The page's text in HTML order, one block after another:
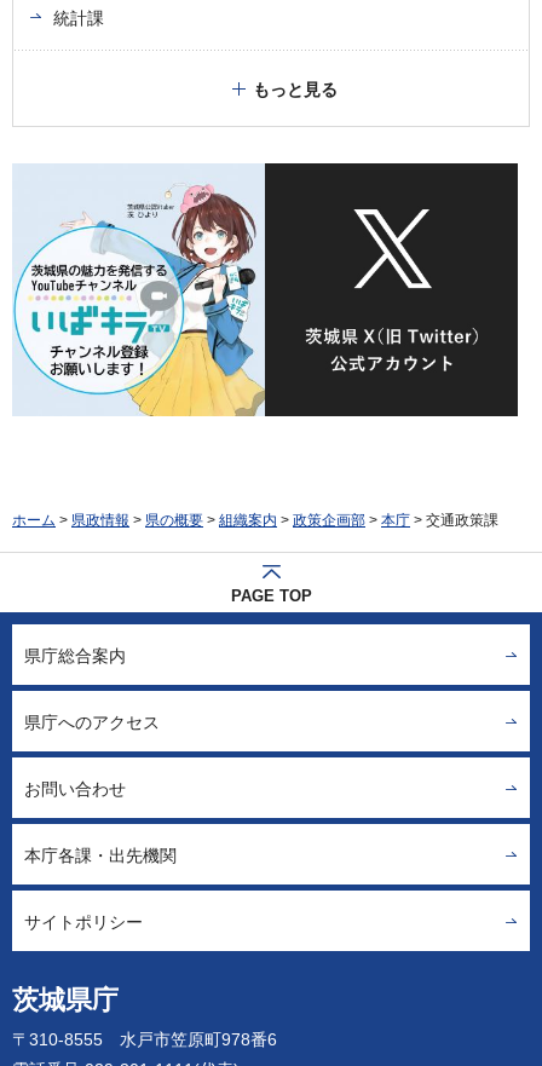
統計課
もっと見る
ホーム > 県政情報 > 県の概要 > 組織案内 > 政策企画部 > 本庁 > 交通政策課
PAGE TOP
茨城県庁
〒310-8555 水戸市笠原町978番6
県庁総合案内
県庁へのアクセス
お問い合わせ
本庁各課・出先機関
サイトポリシー